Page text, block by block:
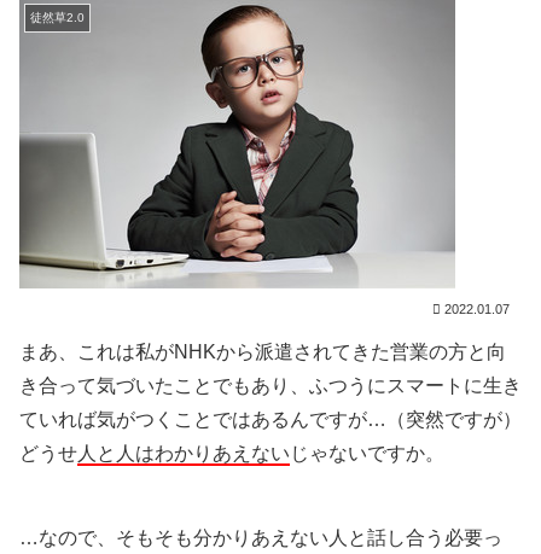
徒然草2.0
2022.01.07
まあ、これは私がNHKから派遣されてきた営業の方と向
き合って気づいたことでもあり、ふつうにスマートに生き
ていれば気がつくことではあるんですが…（突然ですが）
どうせ 人と人はわかりあえない じゃないですか。
…なので、そもそも分かりあえない人と話し合う必要っ